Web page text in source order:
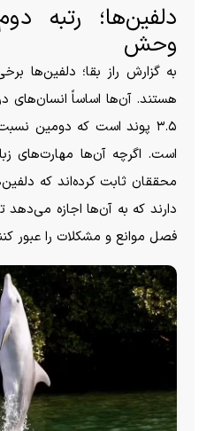
دلفین‌ها؛ رتبه
وحش
به گزارش راز بقا؛ دلفین‌ها
هستند. آن‌ها اساساً انسان‌های
۳.۵ پوند است که دومین
است. اگرچه آن‌ها مهارت‌های
محققان ثابت کرده‌اند که
دارند که به آن‌ها اجازه
فصل موانع و مشکلات را عبور